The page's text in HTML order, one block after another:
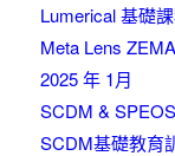
Lumerical 基礎
Meta Lens
2025 年 1月
SCDM &
SCDM基礎教育